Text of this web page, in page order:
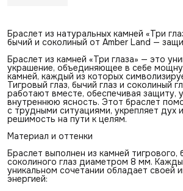
Браслет из натуральных камней «Три
бычий и соколиный от Amber Land —
Браслет из камней «Три глаза» — это
украшение, объединяющее в себе
камней, каждый из которых
Тигровый глаз, бычий глаз и соколиный
работают вместе, обеспечивая защиту,
внутреннюю ясность. Этот браслет
с трудными ситуациями, укрепляет дух
решимость на пути к целям.
Материал и оттенки
Браслет выполнен из камней тигрового,
соколиного глаз диаметром 8 мм.
уникальном сочетании обладает своей
энергией: